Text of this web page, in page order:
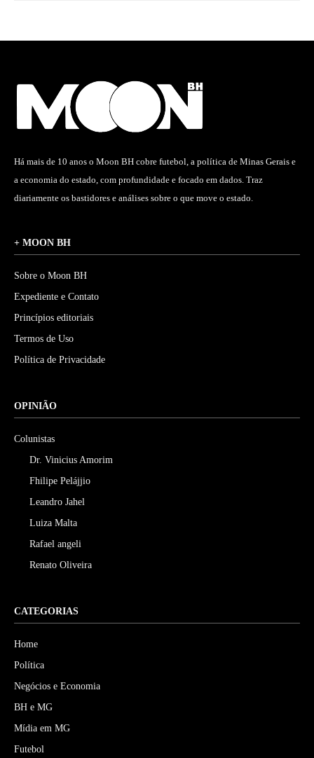
Há mais de 10 anos o Moon BH cobre futebol, a política de Minas Gerais e
a economia do estado, com profundidade e focado em dados. Traz
diariamente os bastidores e análises sobre o que move o estado.
+ MOON BH
Sobre o Moon BH
Expediente e Contato
Princípios editoriais
Termos de Uso
Política de Privacidade
OPINIÃO
Colunistas
Dr. Vinicius Amorim
Fhilipe Pelájjio
Leandro Jahel
Luiza Malta
Rafael angeli
Renato Oliveira
CATEGORIAS
Home
Política
Negócios e Economia
BH e MG
Mídia em MG
Futebol